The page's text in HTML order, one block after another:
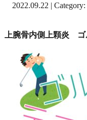
2022.09.22 | Category:
上腕骨内側上顆炎 ゴ